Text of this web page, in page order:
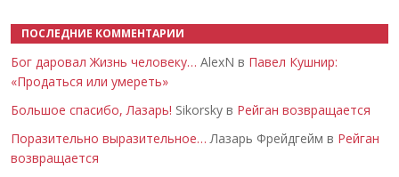
ПОСЛЕДНИЕ КОММЕНТАРИИ
Бог даровал Жизнь человеку… AlexN в Павел Кушнир:
«Продаться или умереть»
Большое спасибо, Лазарь! Sikorsky в Рейган возвращается
Поразительно выразительное… Лазарь Фрейдгейм в Рейган
возвращается